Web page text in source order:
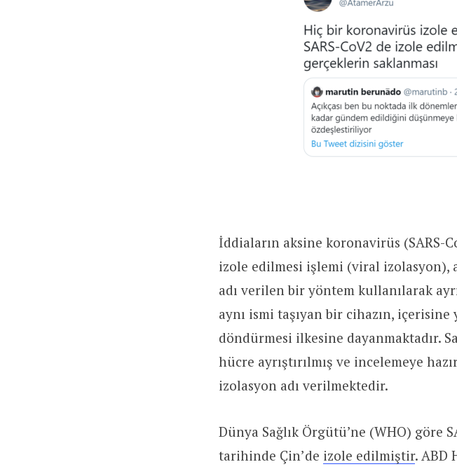
İddiaların aksine koronavirüs
izole edilmesi işlemi (viral izolasyon),
adı verilen bir yöntem kullanılarak
aynı ismi taşıyan bir cihazın,
döndürmesi ilkesine dayanmaktadır.
hücre ayrıştırılmış ve incelemeye
izolasyon adı verilmektedir.
Dünya Sağlık Örgütü’ne (WHO) göre
tarihinde Çin’de izole edilmiştir. ABD